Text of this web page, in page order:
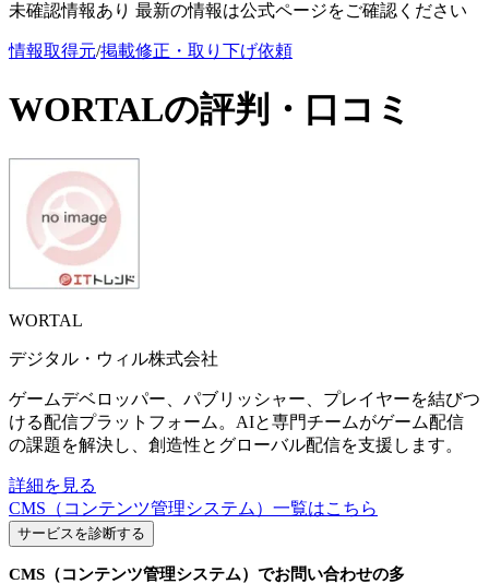
未確認情報あり 最新の情報は公式ページをご確認ください
情報取得元/掲載修正・取り下げ依頼
WORTALの評判・口コミ
WORTAL
デジタル・ウィル株式会社
ゲームデベロッパー、パブリッシャー、プレイヤーを結びつ
ける配信プラットフォーム。AIと専門チームがゲーム配信
の課題を解決し、創造性とグローバル配信を支援します。
詳細を見る
CMS（コンテンツ管理システム） 一覧はこちら
サービスを診断する
CMS（コンテンツ管理システム） でお問い合わせの多